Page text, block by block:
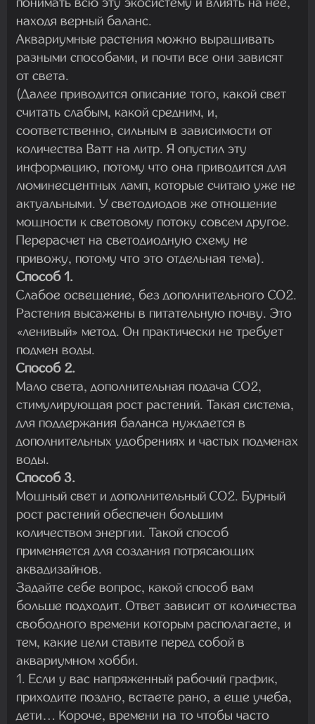
находя верный баланс.
Аквариумные растения можно выращивать
разными способами, и почти все они зависят
от света.
(Далее приводится описание того, какой свет
считать слабым, какой средним, и,
соответственно, сильным в зависимости от
количества Ватт на литр. Я опустил эту
информацию, потому что она приводится для
люминесцентных ламп, которые считаю уже не
актуальными. У светодиодов же отношение
мощности к световому потоку совсем другое.
Перерасчет на светодиодную схему не
привожу, потому что это отдельная тема).
Способ 1.
Слабое освещение, без дополнительного CO2.
Растения высажены в питательную почву. Это
«ленивый» метод. Он практически не требует
подмен воды.
Способ 2.
Мало света, дополнительная подача CO2,
стимулирующая рост растений. Такая система,
для поддержания баланса нуждается в
дополнительных удобрениях и частых подменах
воды.
Способ 3.
Мощный свет и дополнительный CO2. Бурный
рост растений обеспечен большим
количеством энергии. Такой способ
применяется для создания потрясающих
аквадизайнов.
Задайте себе вопрос, какой способ вам
больше подходит. Ответ зависит от количества
свободного времени которым располагаете, и
тем, какие цели ставите перед собой в
аквариумном хобби.
1. Если у вас напряженный рабочий график,
приходите поздно, встаете рано, а еще учеба,
дети… Короче, времени на то чтобы часто